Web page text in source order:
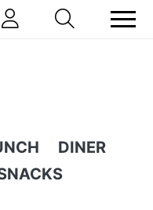
DINER